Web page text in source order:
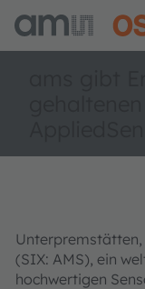
Unterpremstätten,
(SIX: AMS), ein
hochwertigen